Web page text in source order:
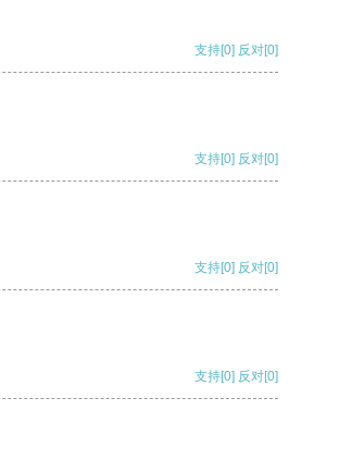
支持[0] 反对[0]
支持[0] 反对[0]
支持[0] 反对[0]
支持[0] 反对[0]